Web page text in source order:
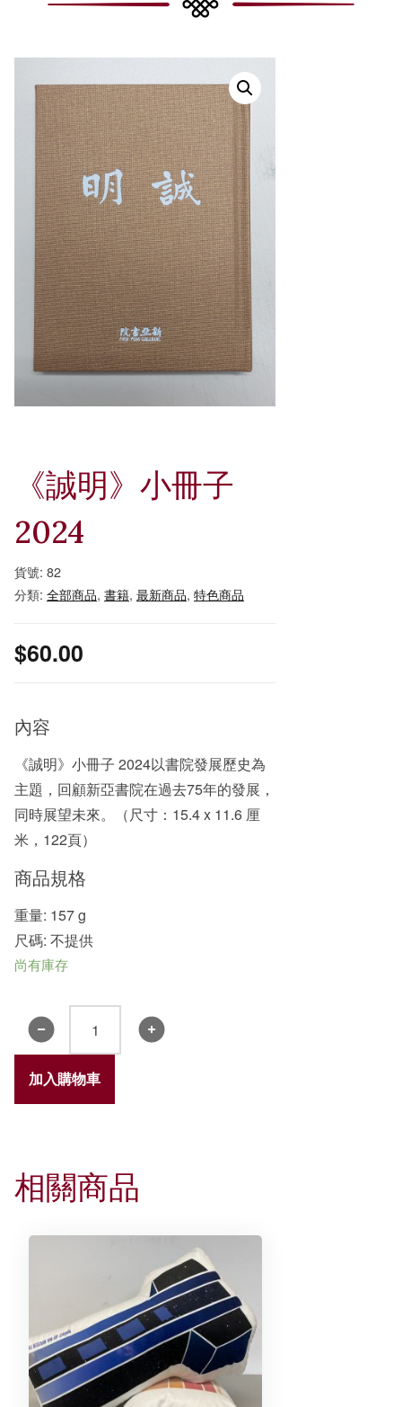
《誠明》小冊子
2024
貨號: 82
分類: 全部商品, 書籍, 最新商品, 特色商品
$60.00
內容
《誠明》小冊子 2024以書院發展歷史為
主題，回顧新亞書院在過去75年的發展，
同時展望未來。（尺寸：15.4 x 11.6 厘
米，122頁）
商品規格
重量: 157 g
尺碼: 不提供
尚有庫存
明》
小
冊
量
加入購物車
相關商品